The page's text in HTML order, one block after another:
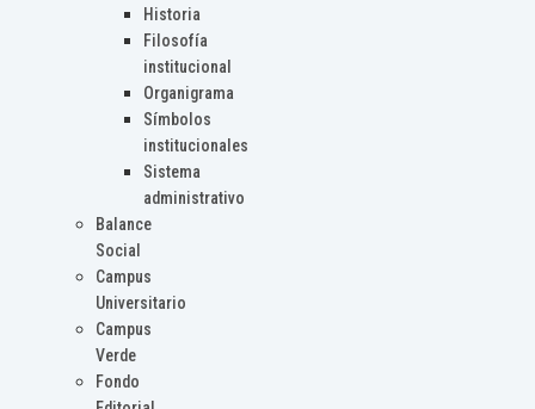
Historia
Filosofía
institucional
Organigrama
Símbolos
institucionales
Sistema
administrativo
Balance
Social
Campus
Universitario
Campus
Verde
Fondo